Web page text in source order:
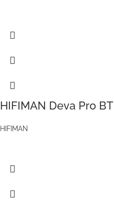
HIFIMAN Deva Pro BT
HIFIMAN